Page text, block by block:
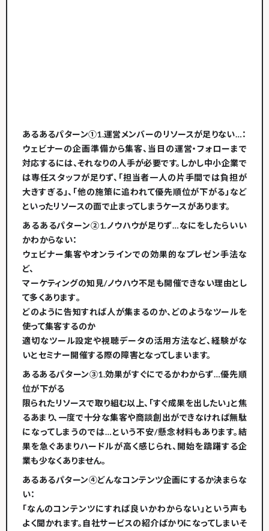
あるあるパターン①1.運営メンバーのリソースが足りない…：
ウェビナーの企画準備から集客、当日の運営・フォローまで
対応するには、それなりの人手が必要です。しかし中小企業で
は専任スタッフが足りず、「担当者一人の片手間では負担が
大きすぎる」、「他の施策に追われて優先順位が下がる」など
といったリソースの面で止まってしまうケースがあります。
あるあるパターン②1.ノウハウが足りず…なにをしたらいい
かわからない：
ウェビナー集客やオンラインでの効果的なプレゼン手法な
ど、
マーケティングの知見/ノウハウ不足も開催できない理由とし
て多くあります​。
どのように告知すれば人が集まるのか、どのようなツールを
使って集客するのか
適切なツール設定や視聴データの活用方法など、経験がな
いとセミナー開催する際の障害となってしまいます。
あるあるパターン③1.効果がすぐにでるかわからず…優先順
位が下がる
限られたリソースで取り組む以上、「すぐ成果を出したい」と焦
るあまり、一度で十分な集客や商談創出ができなければ無駄
になってしまうのでは…という不安/懸念材料もあります。結
果を急ぐあまりハードルが高く感じられ、開始を躊躇する企
業も少なくありません。
あるあるパターン④どんなコンテンツ企画にするか決まらな
い：
「なんのコンテンツにすれば良いかわからない」という声も
よく聞かれます。自社サービスの紹介ばかりになってしまいそ